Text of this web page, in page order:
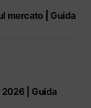
mercato | Guida
| Guida